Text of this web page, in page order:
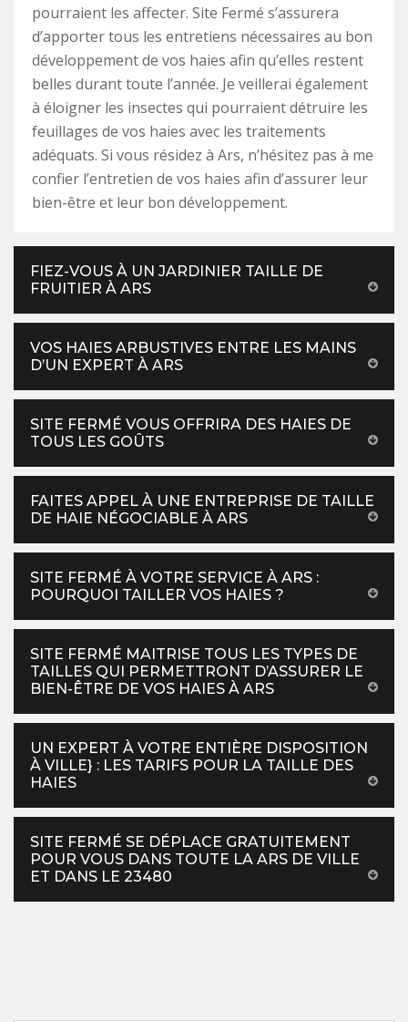
pourraient les affecter. Site Fermé s’assurera
d’apporter tous les entretiens nécessaires au bon
développement de vos haies afin qu’elles restent
belles durant toute l’année. Je veillerai également
à éloigner les insectes qui pourraient détruire les
feuillages de vos haies avec les traitements
adéquats. Si vous résidez à Ars, n’hésitez pas à me
confier l’entretien de vos haies afin d’assurer leur
bien-être et leur bon développement.
FIEZ-VOUS À UN JARDINIER TAILLE DE
FRUITIER À ARS
VOS HAIES ARBUSTIVES ENTRE LES MAINS
D’UN EXPERT À ARS
SITE FERMÉ VOUS OFFRIRA DES HAIES DE
TOUS LES GOÛTS
FAITES APPEL À UNE ENTREPRISE DE TAILLE
DE HAIE NÉGOCIABLE À ARS
SITE FERMÉ À VOTRE SERVICE À ARS :
POURQUOI TAILLER VOS HAIES ?
SITE FERMÉ MAITRISE TOUS LES TYPES DE
TAILLES QUI PERMETTRONT D’ASSURER LE
BIEN-ÊTRE DE VOS HAIES À ARS
UN EXPERT À VOTRE ENTIÈRE DISPOSITION
À VILLE} : LES TARIFS POUR LA TAILLE DES
HAIES
SITE FERMÉ SE DÉPLACE GRATUITEMENT
POUR VOUS DANS TOUTE LA ARS DE VILLE
ET DANS LE 23480